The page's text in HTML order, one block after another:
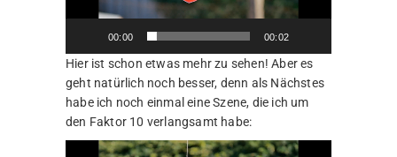
00:00 00:02
Hier ist schon etwas mehr zu sehen! Aber es
geht natürlich noch besser, denn als Nächstes
habe ich noch einmal eine Szene, die ich um
den Faktor 10 verlangsamt habe:
Video-